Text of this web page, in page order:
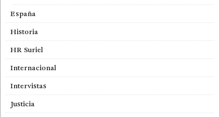
España
Historia
HR Suriel
Internacional
Intervistas
Justicia